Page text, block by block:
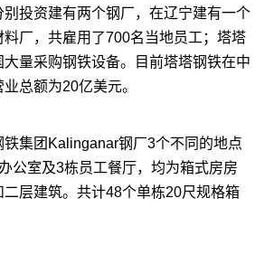
别投资建有两个钢厂，在辽宁建有一个
厂，共雇用了700名当地员工；塔塔
量采购钢铁设备。目前塔塔钢铁在中
总额为20亿美元。
集团Kalinganar钢厂3个不同的地点
公室及3栋员工餐厅，均为箱式房房
二层建筑。共计48个单栋20尺规格箱